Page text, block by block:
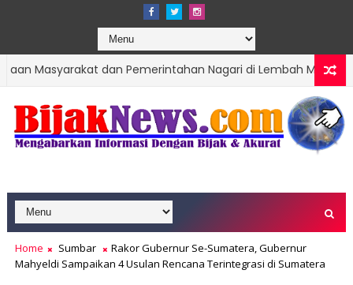
dan Pemerintahan Nagari di Lembah Melintang Pasbar
Home Sumbar
Rakor Gubernur Se-Sumatera, Gubernur
Mahyeldi Sampaikan 4 Usulan Rencana Terintegrasi di Sumatera